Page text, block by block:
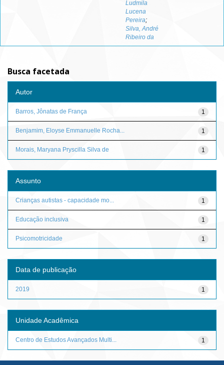
Ludmila
Lucena
Pereira;
Silva, André
Ribeiro da
Busca facetada
Autor
1
Barros, Jônatas de França
1
Benjamim, Eloyse Emmanuelle Rocha...
1
Morais, Maryana Pryscilla Silva de
Assunto
1
Crianças autistas - capacidade mo...
1
Educação inclusiva
1
Psicomotricidade
Data de publicação
1
2019
Unidade Acadêmica
1
Centro de Estudos Avançados Multi...